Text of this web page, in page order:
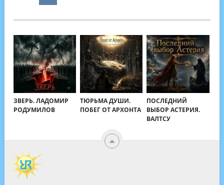
ЗВЕРЬ. ЛАДОМИР
РОДУМИЛОВ
ТЮРЬМА ДУШИ.
ПОБЕГ ОТ АРХОНТА
ПОСЛЕДНИЙ
ВЫБОР АСТЕРИЯ.
ВАЛТСУ